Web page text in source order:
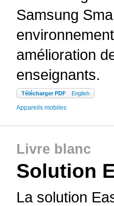
Samsung
amélioration
enseignants.
Télécharger PDF English
Appareils mobiles
Livre blanc
Solution
La solution